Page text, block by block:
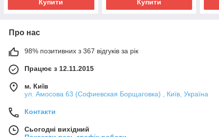
Купити Купити
Про нас
98% позитивних з 367 відгуків за рік
Працює з 12.11.2015
м. Київ
ул. Амосова 63 (Софиевская Борщаговка) , Київ, Україна
Контакти
Сьогодні вихідний